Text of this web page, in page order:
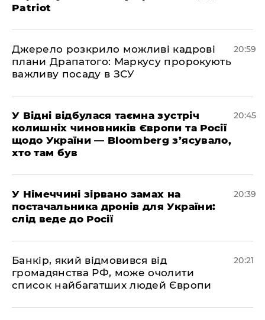
Patriot
​Джерело розкрило можливі кадрові
плани Драпатого: Маркусу пророкують
важливу посаду в ЗСУ
20:59
​У Відні відбулася таємна зустріч
колишніх чиновників Європи та Росії
щодо України — Bloomberg з’ясувало,
хто там був
20:45
​У Німеччині зірвано замах на
постачальника дронів для України:
слід веде до Росії
20:39
​Банкір, який відмовився від
громадянства РФ, може очолити
список найбагатших людей Європи
20:21